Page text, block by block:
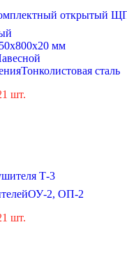
открытый
мм
Тонколистовая сталь
шт.
Т-3
ОУ-2, ОП-2
шт.